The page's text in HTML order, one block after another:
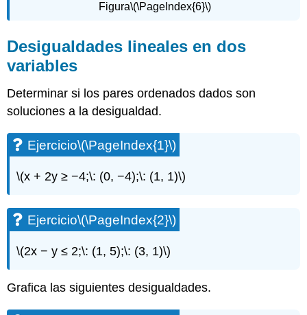
Figura\(\PageIndex{6}\)
Desigualdades lineales en dos
variables
Determinar si los pares ordenados dados son
soluciones a la desigualdad.
Ejercicio\(\PageIndex{1}\)
\(x + 2y ≥ −4;\: (0, −4);\: (1, 1)\)
Ejercicio\(\PageIndex{2}\)
\(2x − y ≤ 2;\: (1, 5);\: (3, 1)\)
Grafica las siguientes desigualdades.